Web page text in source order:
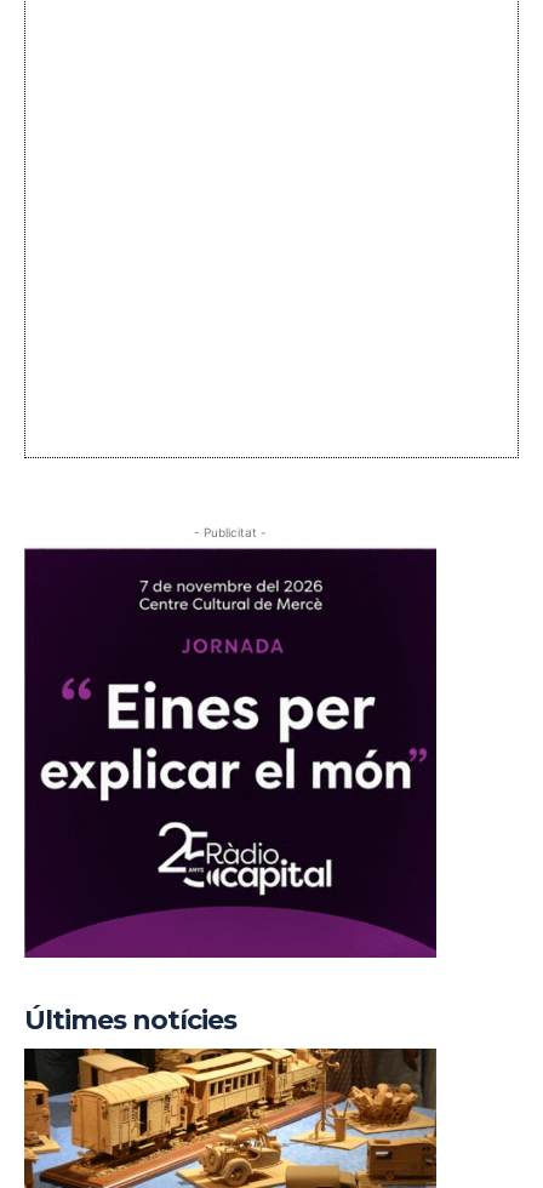
- Publicitat -
Últimes notícies